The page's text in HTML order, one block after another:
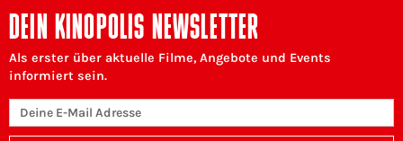
DEIN KINOPOLIS NEWSLETTER
Als erster über aktuelle Filme, Angebote und Events
informiert sein.